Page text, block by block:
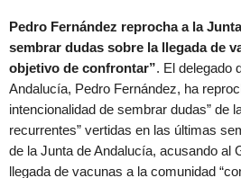
Pedro Fernández reprocha a la
sembrar dudas sobre la llegada de
objetivo de confrontar”. El delegado
Andalucía, Pedro Fernández, ha
intencionalidad de sembrar dudas” de
recurrentes” vertidas en las últimas
de la Junta de Andalucía, acusando al
llegada de vacunas a la comunidad